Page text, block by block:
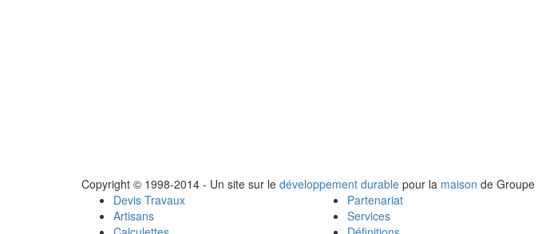
Copyright © 1998-2014 - Un site sur le développement durable pour la maison de
Devis Travaux
Artisans
Partenariat
Services